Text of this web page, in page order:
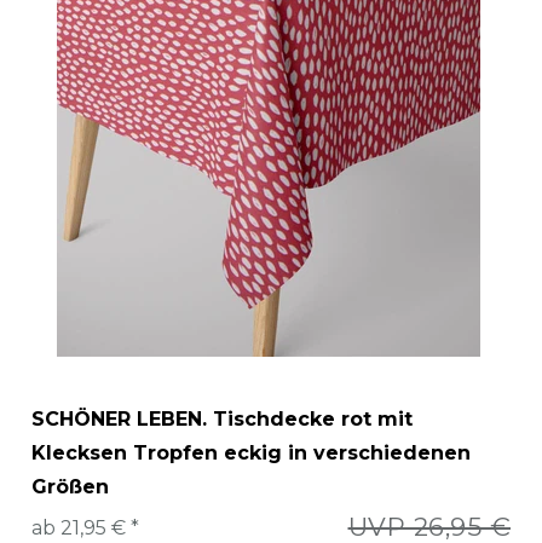
SCHÖNER LEBEN. Tischdecke rot mit
Klecksen Tropfen eckig in verschiedenen
Größen
UVP 26,95 €
ab 21,95 € *